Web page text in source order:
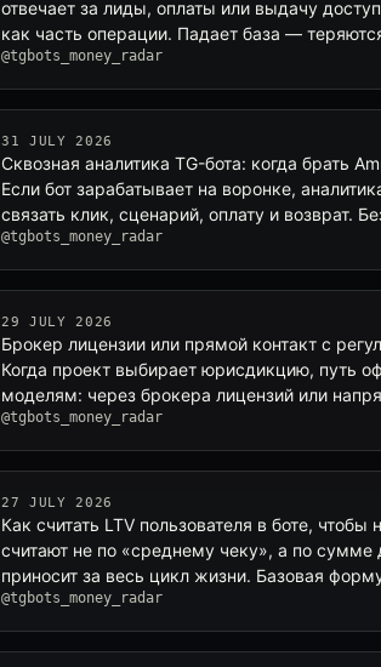
отвечает за лиды, оплаты или выдачу
как часть операции. Падает база —
@tgbots_money_radar
31 JULY 2026
Сквозная аналитика TG-бота: когда брать
Если бот зарабатывает на воронке,
связать клик, сценарий, оплату и возврат.
@tgbots_money_radar
29 JULY 2026
Брокер лицензии или прямой контакт с
Когда проект выбирает юрисдикцию, путь
моделям: через брокера лицензий или
@tgbots_money_radar
27 JULY 2026
Как считать LTV пользователя в боте,
считают не по «среднему чеку», а по сумме
приносит за весь цикл жизни. Базовая
@tgbots_money_radar